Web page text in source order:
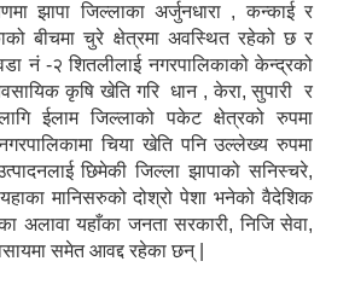
झापा जिल्लाका अर्जुनधारा , कन्काई र
बीचमा चुरे क्षेत्रमा अवस्थित रहेको छ र
नं -२ शितलीलाई नगरपालिकाको केन्द्रको
कृषि खेति गरि धान , केरा, सुपारी र
ईलाम जिल्लाको पकेट क्षेत्रको रुपमा
चिया खेति पनि उल्लेख्य रुपमा
छिमेकी जिल्ला झापाको सनिस्चरे,
यहाका मानिसरुको दोश्रो पेशा भनेको वैदेशिक
अलावा यहाँका जनता सरकारी, निजि सेवा,
समेत आवद्द रहेका छन् |